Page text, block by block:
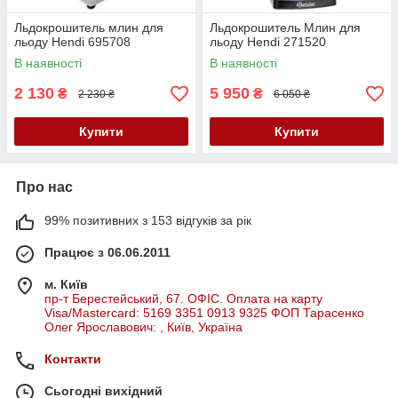
Льдокрошитель млин для
льоду Hendi 695708
В наявності
2 130 ₴ 2 230 ₴
Купити
Льдокрошитель Млин для
льоду Hendi 271520
В наявності
5 950 ₴ 6 050 ₴
Купити
Про нас
99% позитивних з 153 відгуків за рік
Працює з 06.06.2011
м. Київ
пр-т Берестейський, 67. ОФІС. Оплата на карту
Visa/Mastercard: 5169 3351 0913 9325 ФОП Тарасенко
Олег Ярославович: , Київ, Україна
Контакти
Сьогодні вихідний